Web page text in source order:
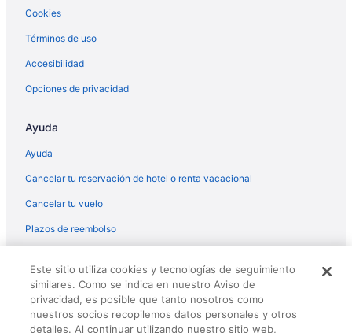
Hoteles con gimnasio en Maitland
Hoteles con alberca en Maitland
Hoteles en Maitland
Moteles en Maitland
Hoteles en North Orange
Resorts en Northeast Orlando
Condominios en Northeast Orlando
Apartamentos en Northeast Orlando
Hoteles que aceptan mascotas en Northeast Orlando
Resorts de condominios en Northeast Orlando
Diamond Resorts en Northwest Orlando
B&B en Orlando
Cookies
Términos de uso
Accesibilidad
Opciones de privacidad
Ayuda
Ayuda
Cancelar tu reservación de hotel o renta vacacional
Cancelar tu vuelo
Plazos de reembolso
reserved. Travelocity, the Stars Design, and The Roaming Gnome
Design are trademarks or registered trademarks of Travelscape LLC.
CST# 2083930-50.
Este sitio utiliza cookies y tecnologías de seguimiento
similares. Como se indica en nuestro Aviso de
privacidad, es posible que tanto nosotros como
nuestros socios recopilemos datos personales y otros
detalles. Al continuar utilizando nuestro sitio web,